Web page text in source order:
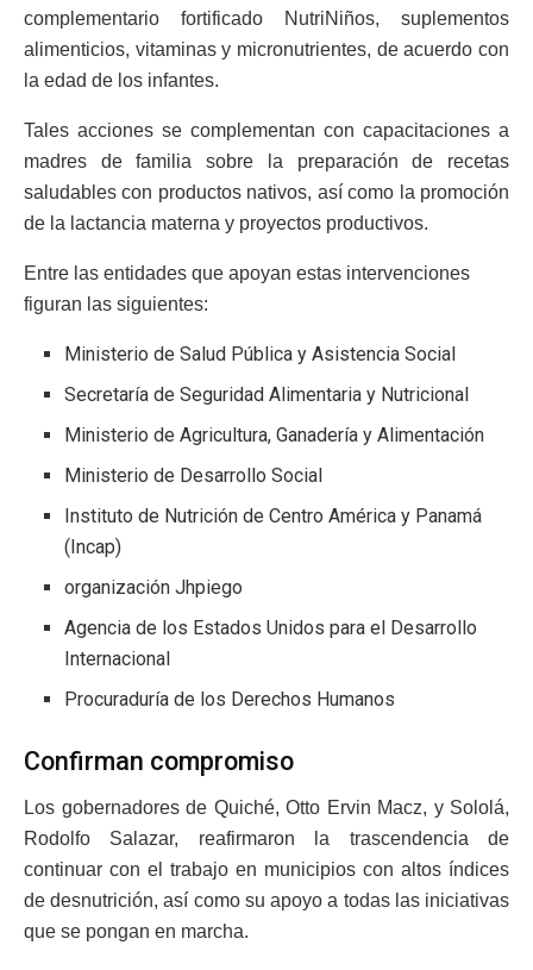
complementario fortificado NutriNiños, suplementos
alimenticios, vitaminas y micronutrientes, de acuerdo con
la edad de los infantes.
Tales acciones se complementan con capacitaciones a
madres de familia sobre la preparación de recetas
saludables con productos nativos, así como la promoción
de la lactancia materna y proyectos productivos.
Entre las entidades que apoyan estas intervenciones
figuran las siguientes:
Ministerio de Salud Pública y Asistencia Social
Secretaría de Seguridad Alimentaria y Nutricional
Ministerio de Agricultura, Ganadería y Alimentación
Ministerio de Desarrollo Social
Instituto de Nutrición de Centro América y Panamá
(Incap)
organización Jhpiego
Agencia de los Estados Unidos para el Desarrollo
Internacional
Procuraduría de los Derechos Humanos
Confirman compromiso
Los gobernadores de Quiché, Otto Ervin Macz, y Sololá,
Rodolfo Salazar, reafirmaron la trascendencia de
continuar con el trabajo en municipios con altos índices
de desnutrición, así como su apoyo a todas las iniciativas
que se pongan en marcha.